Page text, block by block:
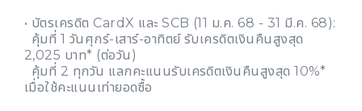
• บัตรเครดิต CardX และ SCB (11 ม.ค. 68 - 31 มี.ค. 68):
คุ้มที่ 1 วันศุกร์-เสาร์-อาทิตย์ รับเครดิตเงินคืนสูงสุด
2,025 บาท* (ต่อวัน)
คุ้มที่ 2 ทุกวัน แลกคะแนนรับเครดิตเงินคืนสูงสุด 10%*
เมื่อใช้คะแนนเท่ายอดซื้อ